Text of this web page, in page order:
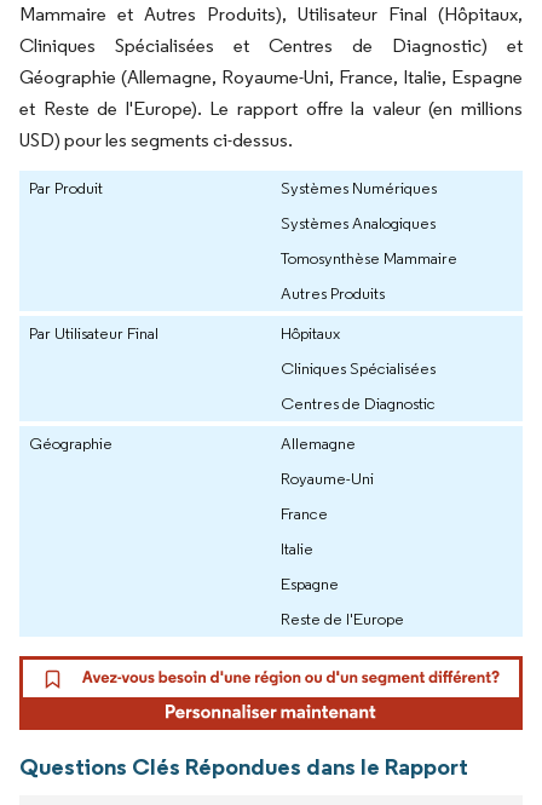
Mammaire et Autres Produits), Utilisateur Final (Hôpitaux,
Cliniques Spécialisées et Centres de Diagnostic) et
Géographie (Allemagne, Royaume-Uni, France, Italie, Espagne
et Reste de l'Europe). Le rapport offre la valeur (en millions
USD) pour les segments ci-dessus.
Par Produit
Systèmes Numériques
Systèmes Analogiques
Tomosynthèse Mammaire
Autres Produits
Par Utilisateur Final
Hôpitaux
Cliniques Spécialisées
Centres de Diagnostic
Géographie
Allemagne
Royaume-Uni
France
Italie
Espagne
Reste de l'Europe
Questions Clés Répondues dans le Rapport